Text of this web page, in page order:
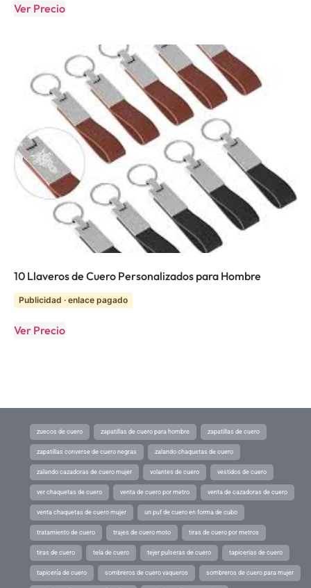
Ver Precio
10 Llaveros de Cuero Personalizados para Hombre
Publicidad · enlace pagado
Ver Precio
zuecos de cuero zapatillas de cuero para hombre zapatillas de cuero
zapatillas converse de cuero negras zalando chaquetas de cuero
zalando cazadoras de cuero mujer volantes de cuero vestidos de cuero
ver chaquetas de cuero venta de cuero por metro venta de cazadoras de cuero
venta chaquetas de cuero mujer un puf de cuero en forma de cubo
tratamiento de cuero trajes de cuero moto tiras de cuero por metros
tiras de cuero tela de cuero tejer pulseras de cuero tapicerias de cuero
tapicería de cuero sombreros de cuero vaqueros sombreros de cuero para mujer